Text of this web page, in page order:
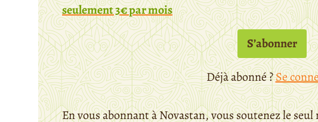
seulement 3€ par mois
S’abonner
Déjà abonné ?Se
En vous abonnant à Novastan, vous soutenez le